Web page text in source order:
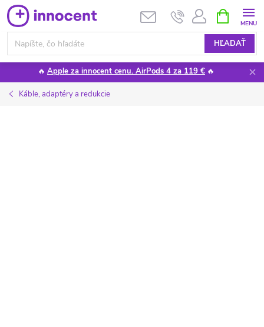
Prejsť
na
obsah
HĽADAŤ
KOŠÍK
🔥 Apple za innocent cenu. AirPods 4 za 119 € 🔥
Káble, adaptéry a redukcie